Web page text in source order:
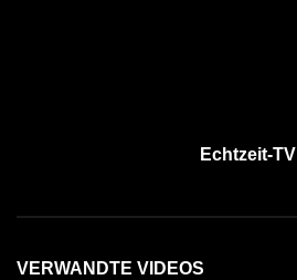
Echtzeit-TV
VERWANDTE VIDEOS